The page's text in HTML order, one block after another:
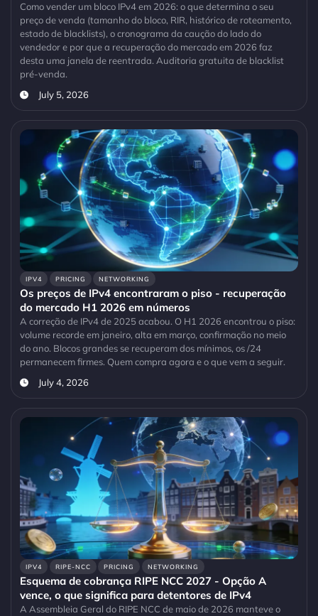
Como vender um bloco IPv4 em 2026: o que determina o seu
preço de venda (tamanho do bloco, RIR, histórico de roteamento,
estado de blacklists), o cronograma da caução do lado do
vendedor e por que a recuperação do mercado em 2026 faz
desta uma janela de reentrada. Auditoria gratuita de blacklist
pré-venda.
July 5, 2026
IPV4 PRICING NETWORKING
Os preços de IPv4 encontraram o piso - recuperação
do mercado H1 2026 em números
A correção de IPv4 de 2025 acabou. O H1 2026 encontrou o piso:
volume recorde em janeiro, alta em março, confirmação no meio
do ano. Blocos grandes se recuperam dos mínimos, os /24
permanecem firmes. Quem compra agora e o que vem a seguir.
July 4, 2026
IPV4 RIPE-NCC PRICING NETWORKING
Esquema de cobrança RIPE NCC 2027 - Opção A
vence, o que significa para detentores de IPv4
A Assembleia Geral do RIPE NCC de maio de 2026 manteve o